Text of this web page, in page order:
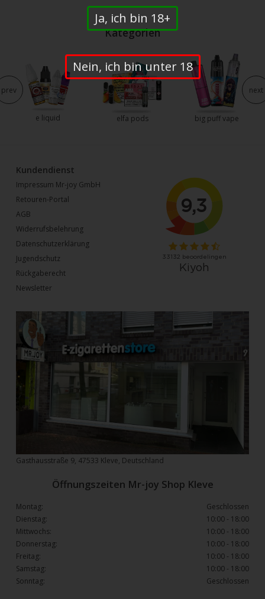
Kategorien
e liquid elfa pods big puff vape
prev next
Kundendienst
Impressum Mr-joy GmbH
Retouren-Portal
AGB
Widerrufsbelehrung
Datenschutzerklärung
Jugendschutz
Rückgaberecht
Newsletter
Gasthausstraße 9, 47533 Kleve, Deutschland
Öffnungszeiten Mr-joy Shop Kleve
Montag:
Geschlossen
Dienstag:
10:00 - 18:00
Mittwochs:
10:00 - 18:00
Donnerstag:
10:00 - 18:00
Freitag:
10:00 - 18:00
Samstag:
10:00 - 18:00
Sonntag:
Geschlossen
Ja, ich bin 18+
Nein, ich bin unter 18